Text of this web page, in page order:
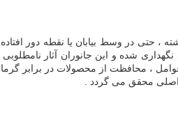
، حتی در وسط بیابان یا نقطه دور
شده و این جانوران آثار نامطلوبی
، محافظت از محصولات در برابر گرما
اصلی محقق می گردد .